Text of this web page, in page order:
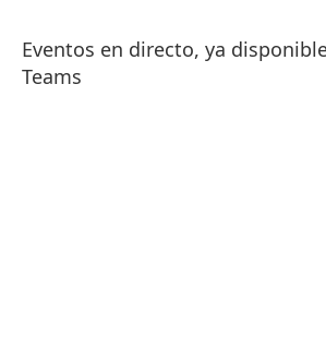
Eventos en directo, ya
Teams